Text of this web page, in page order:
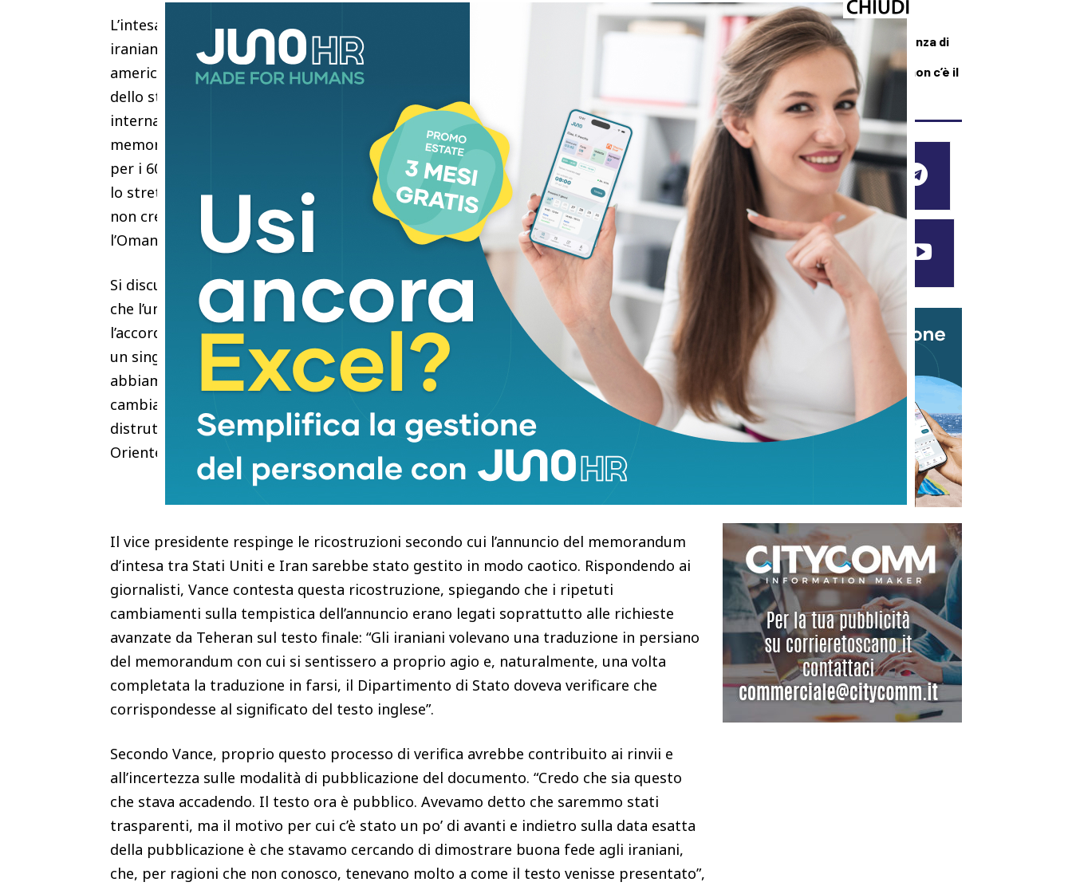
L’intesa sarà seguita dai negoziati relativi in particolare al programma nucleare
iraniano. Intanto, riapre lo Stretto di Hormuz e viene rimosso il blocco navale
americano. “Non vogliamo che succeda di nuovo”, dice Vance riguardo alla chiusura
dello stretto di Hormuz, sottolineando che “noi crediamo che un passaggio marittimo
internazionale non debba avere pedaggi, e questa è la nostra posizione”. Il
memorandum di intesa tra Usa e Iran prevede che lo stretto sia aperto senza pedaggi
per i 60 giorni dei negoziati. “Non si tratta dei pedaggi – afferma – ma di garantire che
lo stretto non venga mai più usato per strozzare l’economia globale. Francamente
non credo che questo sia quello che vogliono gli iraniani, non è quello che vuole
l’Oman”.
Si discute dei 300 miliardi di dollari che Teheran potrebbe ricevere: “Il semplice fatto
che l’unico modo in cui gli iraniani avranno queste risorse è che rispettino a pieno
l’accordo e che cambino il loro comportamento”, dice ribadendo che “in ogni caso non
un singolo centesimo arriverà dagli Stati Uniti” e “in nessuna circostanza. Così
abbiamo veramente una win-win situazione per gli Usa – aggiunge- se gli iraniani non
cambiano il loro atteggiamento, il loro esercito e il loro programma nucleare è già
distrutto. Se cambiano, allora avranno una relazione trasformativa con il Medio
Oriente” e viceversa.
Il vice presidente respinge le ricostruzioni secondo cui l’annuncio del memorandum
d’intesa tra Stati Uniti e Iran sarebbe stato gestito in modo caotico. Rispondendo ai
giornalisti, Vance contesta questa ricostruzione, spiegando che i ripetuti
cambiamenti sulla tempistica dell’annuncio erano legati soprattutto alle richieste
avanzate da Teheran sul testo finale: “Gli iraniani volevano una traduzione in persiano
del memorandum con cui si sentissero a proprio agio e, naturalmente, una volta
completata la traduzione in farsi, il Dipartimento di Stato doveva verificare che
corrispondesse al significato del testo inglese”.
Secondo Vance, proprio questo processo di verifica avrebbe contribuito ai rinvii e
all’incertezza sulle modalità di pubblicazione del documento. “Credo che sia questo
che stava accadendo. Il testo ora è pubblico. Avevamo detto che saremmo stati
trasparenti, ma il motivo per cui c’è stato un po’ di avanti e indietro sulla data esatta
della pubblicazione è che stavamo cercando di dimostrare buona fede agli iraniani,
che, per ragioni che non conosco, tenevano molto a come il testo venisse presentato”,
DEMOGRAFICA
Culle vuote e assenza di
medici: muore una
neonata perché “non c’è il
dottore”
SEGUICI SUI SOCIAL